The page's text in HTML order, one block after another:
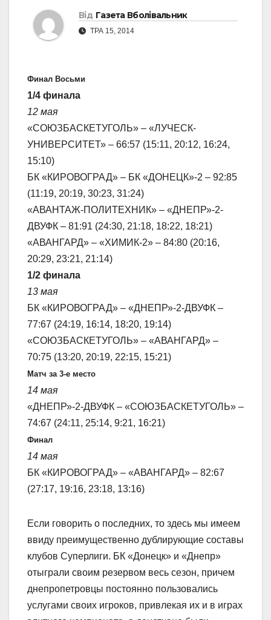
Від Газета Вболівальник
ТРА 15, 2014
Финал Восьми
1/4 финала
12 мая
«СОЮЗБАСКЕТУГОЛЬ» – «ЛУЧЕСК-
УНИВЕРСИТЕТ» – 66:57 (15:11, 20:12, 16:24,
15:10)
БК «КИРОВОГРАД» – БК «ДОНЕЦК»-2 – 92:85
(11:19, 20:19, 30:23, 31:24)
«АВАНТАЖ-ПОЛИТЕХНИК» – «ДНЕПР»-2-
ДВУФК – 81:91 (24:30, 21:18, 18:22, 18:21)
«АВАНГАРД» – «ХИМИК-2» – 84:80 (20:16,
20:29, 23:21, 21:14)
1/2 финала
13 мая
БК «КИРОВОГРАД» – «ДНЕПР»-2-ДВУФК –
77:67 (24:19, 16:14, 18:20, 19:14)
«СОЮЗБАСКЕТУГОЛЬ» – «АВАНГАРД» –
70:75 (13:20, 20:19, 22:15, 15:21)
Матч за 3-е место
14 мая
«ДНЕПР»-2-ДВУФК – «СОЮЗБАСКЕТУГОЛЬ» –
74:67 (24:11, 25:14, 9:21, 16:21)
Финал
14 мая
БК «КИРОВОГРАД» – «АВАНГАРД» – 82:67
(27:17, 19:16, 23:18, 13:16)
Если говорить о последних, то здесь мы имеем
ввиду преимущественно дублирующие составы
клубов Суперлиги. БК «Донецк» и «Днепр»
отыграли своим резервом весь сезон, причем
днепропетровцы постоянно пользовались
услугами своих игроков, привлекая их и в играх